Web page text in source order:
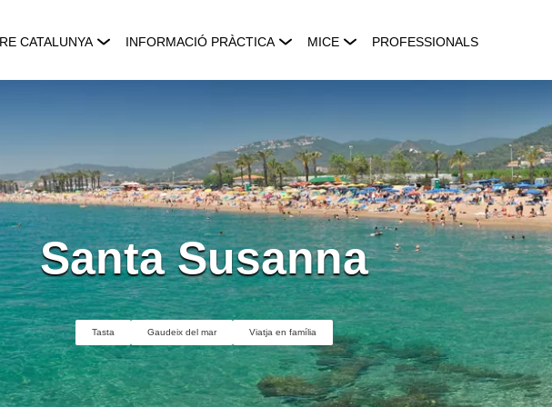
CATALUNYA INFORMACIÓ PRÀCTICA MICE PROFESSIONALS
Santa Susanna
Tasta Gaudeix del mar Viatja en família